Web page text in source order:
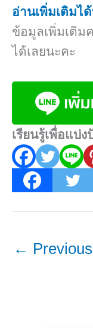
อ่านเพิ่มเติมไ
ข้อมูลเพิ่มเติม
ได้เลยนะคะ
เรียนรู้เพื่อแบ่ง
←